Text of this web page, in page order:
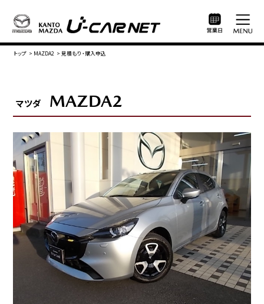
トップ > MAZDA2 > 見積もり・購入申込
マツダ MAZDA2